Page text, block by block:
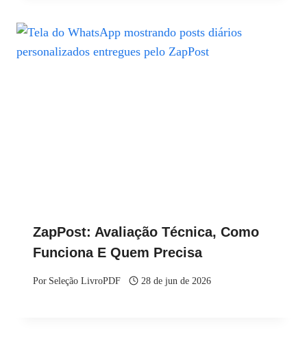
ZapPost: Avaliação Técnica, Como
Funciona E Quem Precisa
Por Seleção LivroPDF 28 de jun de 2026